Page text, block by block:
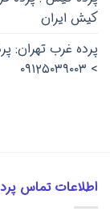
کیش ایران
پرده غرب تهران:
> ۰۹۱۲۵۰۳۹۰۰۳
اطلاعات تماس